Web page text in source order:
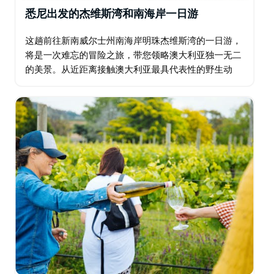
悉尼出发的杰维斯湾和南海岸一日游
这趟前往新南威尔士州南海岸明珠杰维斯湾的一日游，
将是一次难忘的冒险之旅，带您领略澳大利亚独一无二
的美景。从近距离接触澳大利亚最具代表性的野生动